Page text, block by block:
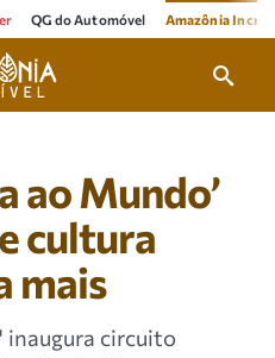
QG do Automóvel Amazônia
ao Mundo’
cultura
mais
inaugura circuito